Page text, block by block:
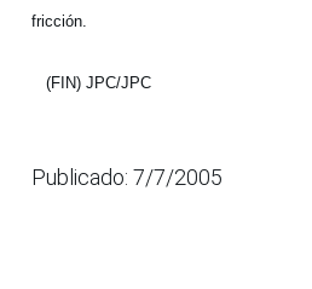
fricción.
(FIN) JPC/JPC
Publicado: 7/7/2005